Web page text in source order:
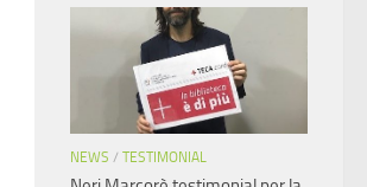
NEWS / TESTIMONIAL